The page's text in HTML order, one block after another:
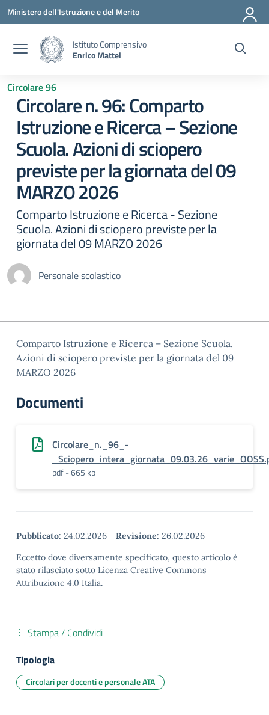
Vai ai contenuti
Vai al menu di navigazione
Vai al footer
Ministero dell'Istruzione e del Merito
Istituto Comprensivo
Enrico Mattei
Circolare 96
Circolare n. 96: Comparto
Istruzione e Ricerca – Sezione
Scuola. Azioni di sciopero
previste per la giornata del 09
MARZO 2026
Comparto Istruzione e Ricerca - Sezione
Scuola. Azioni di sciopero previste per la
giornata del 09 MARZO 2026
Personale scolastico
Comparto Istruzione e Ricerca – Sezione Scuola.
Azioni di sciopero previste per la giornata del 09
MARZO 2026
Documenti
Circolare_n._96_-
pdf - 665 kb
Pubblicato: 24.02.2026 - Revisione: 26.02.2026
Eccetto dove diversamente specificato, questo articolo è
stato rilasciato sotto Licenza Creative Commons
Attribuzione 4.0 Italia.
Stampa / Condividi
Tipologia
Circolari per docenti e personale ATA